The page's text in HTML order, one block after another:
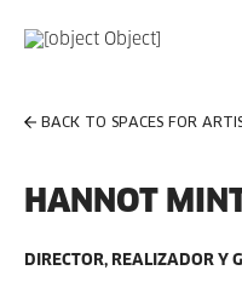
BACK TO SPACES FOR
HANNOT
DIRECTOR, REALIZADOR Y